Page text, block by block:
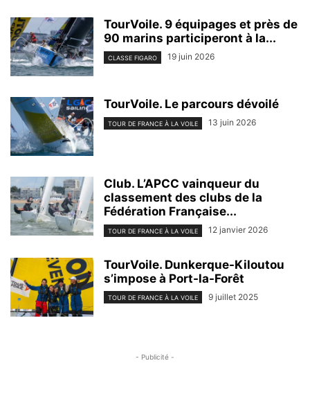
TourVoile. 9 équipages et près de
90 marins participeront à la...
CLASSE FIGARO 19 juin 2026
TourVoile. Le parcours dévoilé
TOUR DE FRANCE À LA VOILE 13 juin 2026
Club. L’APCC vainqueur du
classement des clubs de la
Fédération Française...
TOUR DE FRANCE À LA VOILE 12 janvier 2026
TourVoile. Dunkerque-Kiloutou
s’impose à Port-la-Forêt
TOUR DE FRANCE À LA VOILE 9 juillet 2025
- Publicité -